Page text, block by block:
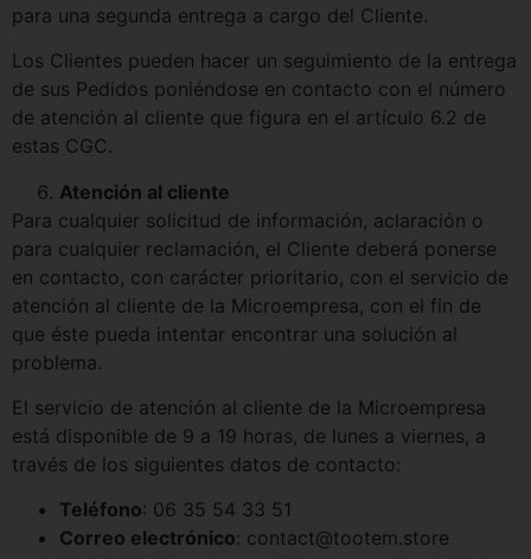
para una segunda entrega a cargo del Cliente.
Los Clientes pueden hacer un seguimiento de la entrega
de sus Pedidos poniéndose en contacto con el número
de atención al cliente que figura en el artículo 6.2 de
estas CGC.
Atención al cliente
Para cualquier solicitud de información, aclaración o
para cualquier reclamación, el Cliente deberá ponerse
en contacto, con carácter prioritario, con el servicio de
atención al cliente de la Microempresa, con el fin de
que éste pueda intentar encontrar una solución al
problema.
El servicio de atención al cliente de la Microempresa
está disponible de 9 a 19 horas, de lunes a viernes, a
través de los siguientes datos de contacto:
Teléfono: 06 35 54 33 51
Correo electrónico: contact@tootem.store